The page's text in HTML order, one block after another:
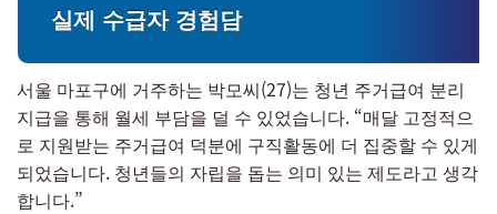
실제 수급자 경험담
서울 마포구에 거주하는 박모씨(27)는 청년 주거급여 분리
지급을 통해 월세 부담을 덜 수 있었습니다. “매달 고정적으
로 지원받는 주거급여 덕분에 구직활동에 더 집중할 수 있게
되었습니다. 청년들의 자립을 돕는 의미 있는 제도라고 생각
합니다.”